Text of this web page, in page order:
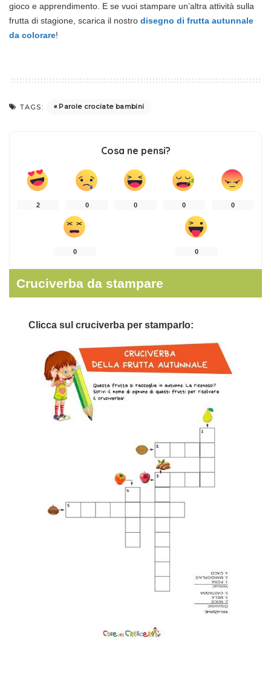
gioco e apprendimento. E se vuoi stampare un’altra attività sulla
frutta di stagione, scarica il nostro disegno di frutta autunnale
da colorare!
TAGS: Parole crociate bambini
Cosa ne pensi?
2 0 0 0 0
0 0
Cruciverba da stampare
Clicca sul cruciverba per stamparlo: